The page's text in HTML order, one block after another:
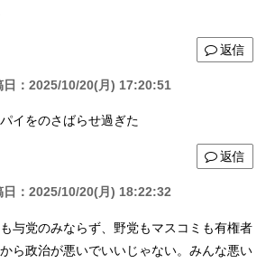
返信
日：2025/10/20(月) 17:20:51
イをのさばらせ過ぎた
返信
日：2025/10/20(月) 18:22:32
与党のみならず、野党もマスコミも有権者
ら政治が悪いでいいじゃない。みんな悪い